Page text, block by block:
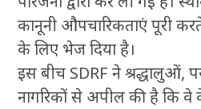
कानूनी औपचारिकताएं पूरी
के लिए भेज दिया है।
इस बीच SDRF ने श्रद्धालुओं,
नागरिकों से अपील की है कि वे